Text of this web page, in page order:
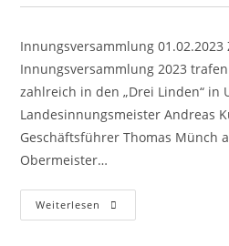
Innungsversammlung 01.02.2023
Innungsversammlung 2023
zahlreich in den „Drei Linden“ in
Landesinnungsmeister Andreas
Geschäftsführer Thomas Münch
Obermeister…
Weiterlesen
01.02.2023